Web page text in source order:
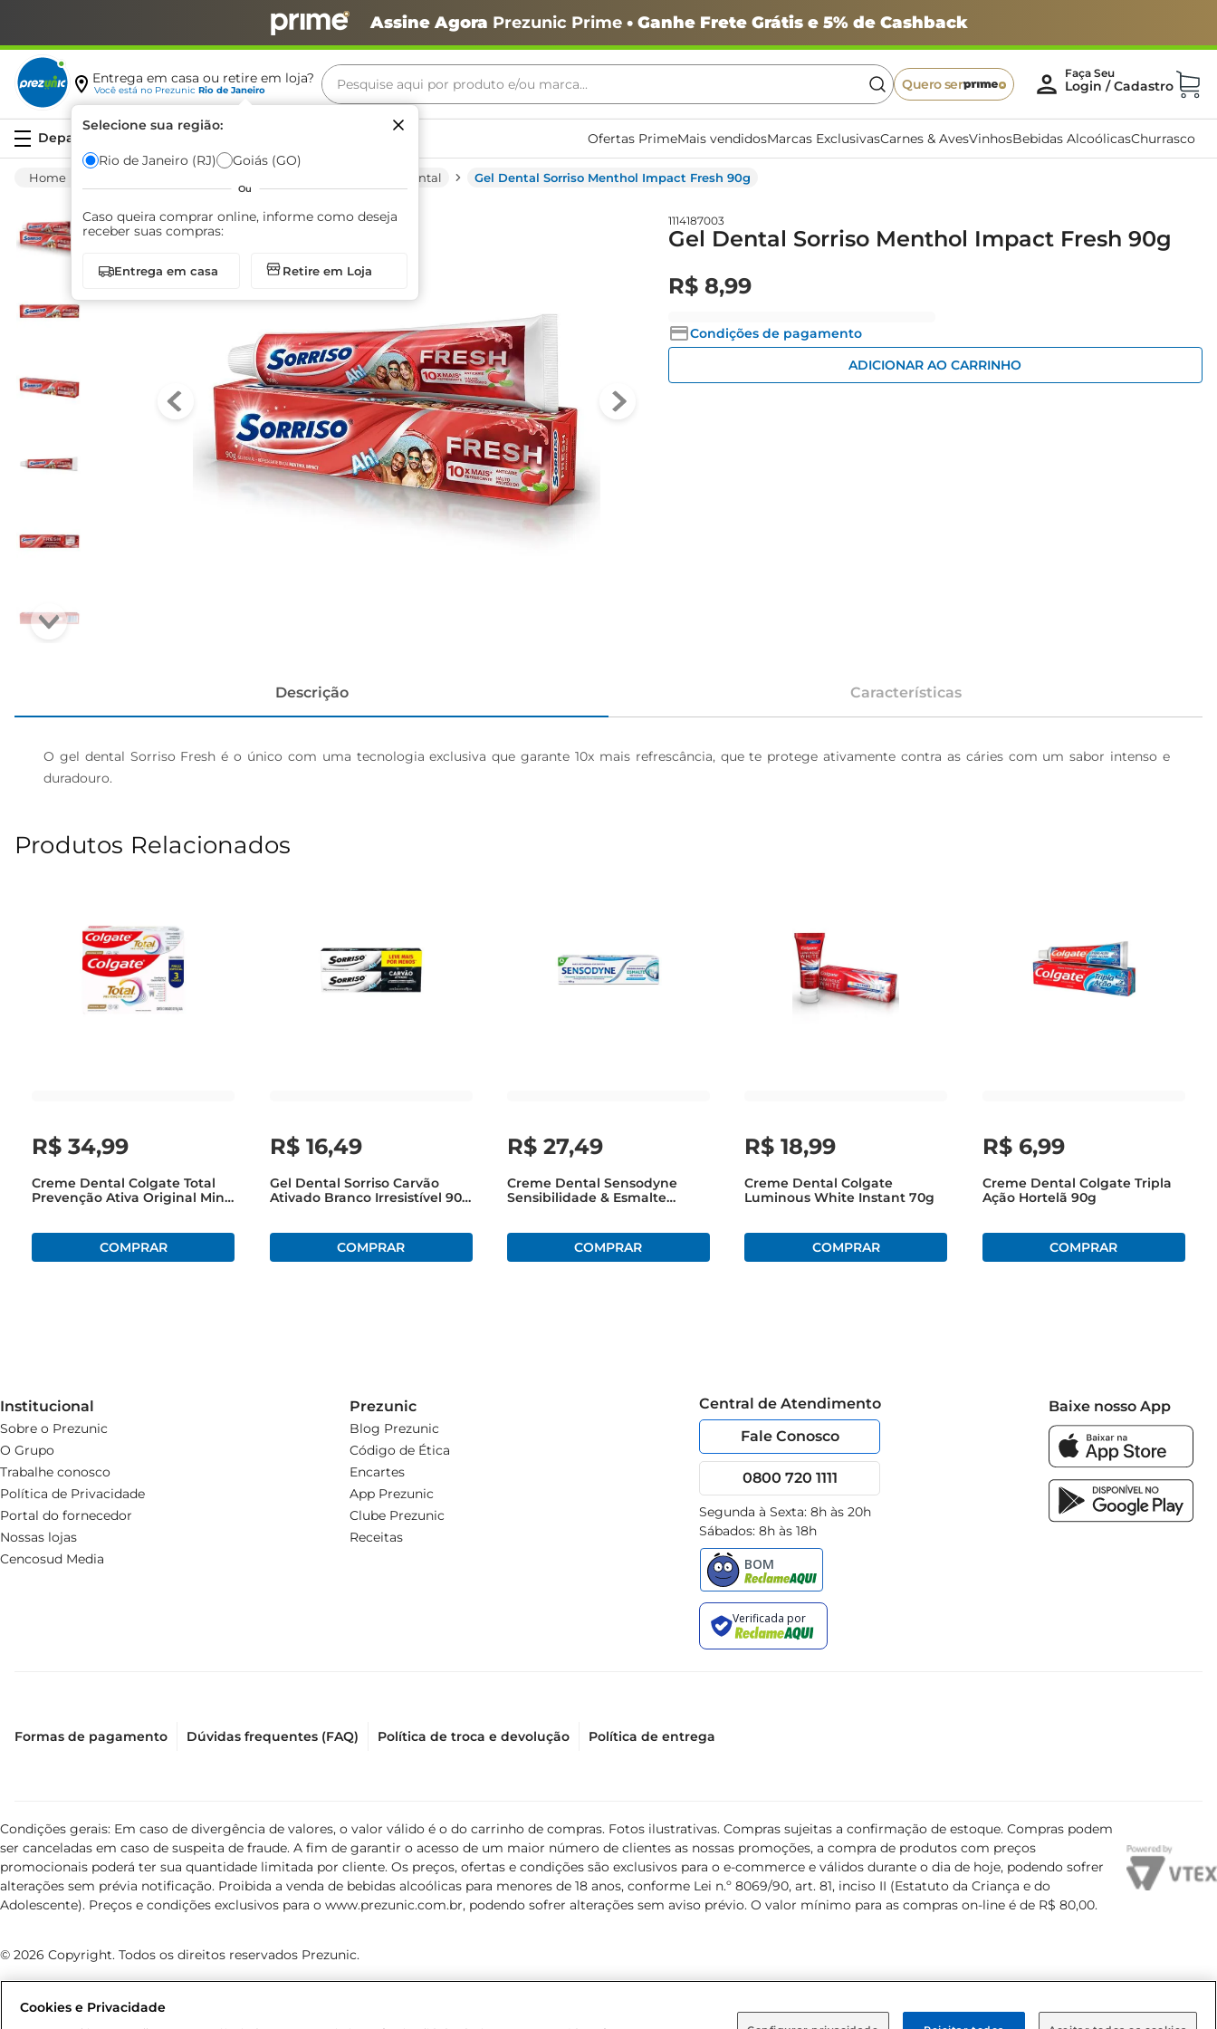
Assine Agora Prezunic Prime• Ganhe Frete Grátis e 5% de Cashback
Entrega em casa ou retire em loja?
Você está no Prezunic Rio de Janeiro
Selecione sua região:
Rio de Janeiro (RJ) Goiás (GO)
Ou
Caso queira comprar online, informe como deseja
receber suas compras:
Entrega em casa Retire em Loja
Pesquise aqui por produto e/ou marca...
Quero ser
Ofertas PrimeMais vendidosMarcas ExclusivasCarnes & AvesVinhosBebidas AlcoólicasChurrasco
Creme Dental Gel Dental Sorriso Menthol Impact Fresh 90g
1114187003
Gel Dental Sorriso Menthol Impact Fresh 90g
R$ 8,99
Condições de pagamento
ADICIONAR AO CARRINHO
Descrição Características
O gel dental Sorriso Fresh é o único com uma tecnologia exclusiva que garante 10x mais refrescância, que te protege ativamente contra as cáries com um sabor intenso e
duradouro.
Produtos Relacionados
R$ 34,99
Creme Dental Colgate Total
Prevenção Ativa Original Mint
R$ 16,49
Gel Dental Sorriso Carvão
Ativado Branco Irresistível 90g
R$ 27,49
Creme Dental Sensodyne
Sensibilidade & Esmalte
R$ 18,99
Creme Dental Colgate
Luminous White Instant 70g
R$ 6,99
Creme Dental Colgate Tripla
Ação Hortelã 90g
Institucional
Sobre o Prezunic
O Grupo
Trabalhe conosco
Política de Privacidade
Portal do fornecedor
Nossas lojas
Cencosud Media
Prezunic
Blog Prezunic
Código de Ética
Encartes
App Prezunic
Clube Prezunic
Receitas
Central de Atendimento
Fale Conosco
0800 720 1111
Segunda à Sexta: 8h às 20h
Sábados: 8h às 18h
Baixe nosso App
Formas de pagamento Dúvidas frequentes (FAQ) Política de troca e devolução Política de entrega
Condições gerais: Em caso de divergência de valores, o valor válido é o do carrinho de compras. Fotos ilustrativas. Compras sujeitas a confirmação de estoque. Compras podem
ser canceladas em caso de suspeita de fraude. A fim de garantir o acesso de um maior número de clientes as nossas promoções, a compra de produtos com preços
promocionais poderá ter sua quantidade limitada por cliente. Os preços, ofertas e condições são exclusivos para o e-commerce e válidos durante o dia de hoje, podendo sofrer
alterações sem prévia notificação. Proibida a venda de bebidas alcoólicas para menores de 18 anos, conforme Lei n.º 8069/90, art. 81, inciso II (Estatuto da Criança e do
Adolescente). Preços e condições exclusivos para o www.prezunic.com.br, podendo sofrer alterações sem aviso prévio. O valor mínimo para as compras on-line é de R$ 80,00.
© 2026 Copyright. Todos os direitos reservados Prezunic.
Cookies e Privacidade
Termos mais buscados
café
azeite
arroz
iogurte
papel higiênico
cerveja